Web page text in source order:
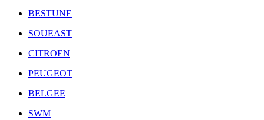
BESTUNE
SOUEAST
CITROEN
PEUGEOT
BELGEE
SWM